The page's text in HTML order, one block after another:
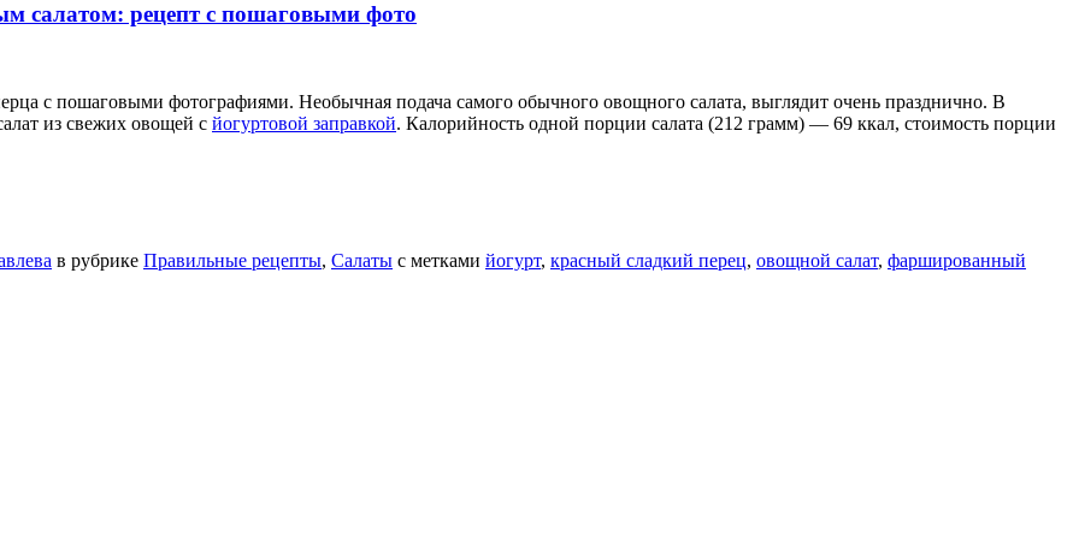
салатом: рецепт с пошаговыми фото
с пошаговыми фотографиями. Необычная подача самого обычного овощного салата, выглядит очень празднично. В
из свежих овощей с йогуртовой заправкой. Калорийность одной порции салата (212 грамм) — 69 ккал, стоимость порции
в рубрике Правильные рецепты, Салаты с метками йогурт, красный сладкий перец, овощной салат, фаршированный